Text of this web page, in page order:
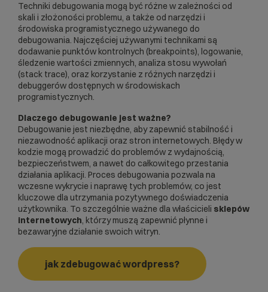
Techniki debugowania mogą być różne w zależności od
skali i złożoności problemu, a także od narzędzi i
środowiska programistycznego używanego do
debugowania. Najczęściej używanymi technikami są
dodawanie punktów kontrolnych (breakpoints), logowanie,
śledzenie wartości zmiennych, analiza stosu wywołań
(stack trace), oraz korzystanie z różnych narzędzi i
debuggerów dostępnych w środowiskach
programistycznych.
Dlaczego debugowanie jest ważne?
Debugowanie jest niezbędne, aby zapewnić stabilność i
niezawodność aplikacji oraz stron internetowych. Błędy w
kodzie mogą prowadzić do problemów z wydajnością,
bezpieczeństwem, a nawet do całkowitego przestania
działania aplikacji. Proces debugowania pozwala na
wczesne wykrycie i naprawę tych problemów, co jest
kluczowe dla utrzymania pozytywnego doświadczenia
użytkownika. To szczególnie ważne dla właścicieli sklepów
internetowych, którzy muszą zapewnić płynne i
bezawaryjne działanie swoich witryn.
jak zdebugować wordpress?